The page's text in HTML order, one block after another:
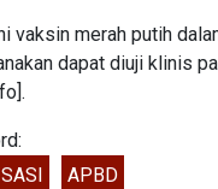
vaksin merah putih
dapat diuji klinis
APBD